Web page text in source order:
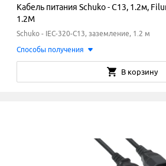
Кабель питания Schuko - C13, 1.2м,
1.2M
Schuko - IEC-320-C13, заземление, 1.2 м
Способы получения
В корзину